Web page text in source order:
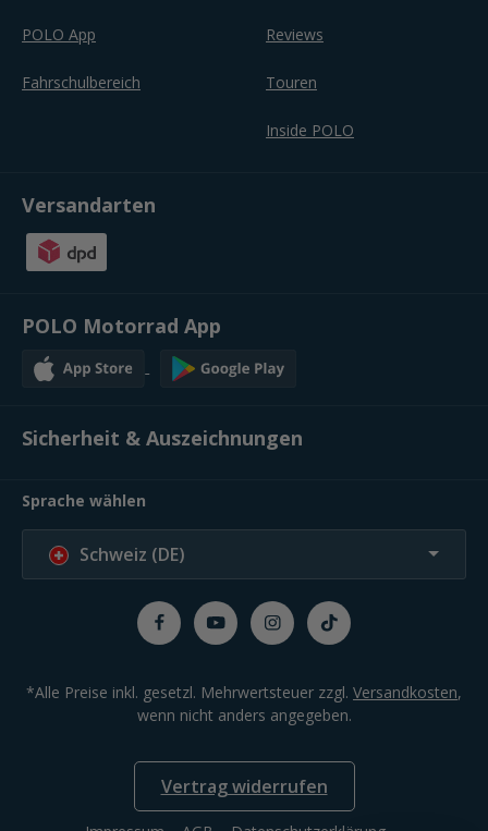
POLO App
Fahrschulbereich
Reviews
Touren
Inside POLO
Versandarten
POLO Motorrad App
Sicherheit & Auszeichnungen
Sprache wählen
Schweiz (DE)
*Alle Preise inkl. gesetzl. Mehrwertsteuer zzgl. Versandkosten,
wenn nicht anders angegeben.
Vertrag widerrufen